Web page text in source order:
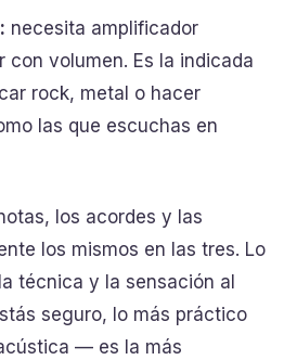
necesita amplificador
con volumen. Es la indicada
rock, metal o hacer
las que escuchas en
los acordes y las
los mismos en las tres. Lo
técnica y la sensación al
seguro, lo más práctico
— es la más